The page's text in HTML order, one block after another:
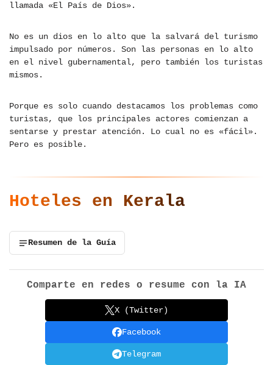
llamada «El País de Dios».
No es un dios en lo alto que la salvará del turismo
impulsado por números. Son las personas en lo alto
en el nivel gubernamental, pero también los turistas
mismos.
Porque es solo cuando destacamos los problemas como
turistas, que los principales actores comienzan a
sentarse y prestar atención. Lo cual no es «fácil».
Pero es posible.
Hoteles en Kerala
Resumen de la Guía
Comparte en redes o resume con la IA
X (Twitter)
Facebook
Telegram